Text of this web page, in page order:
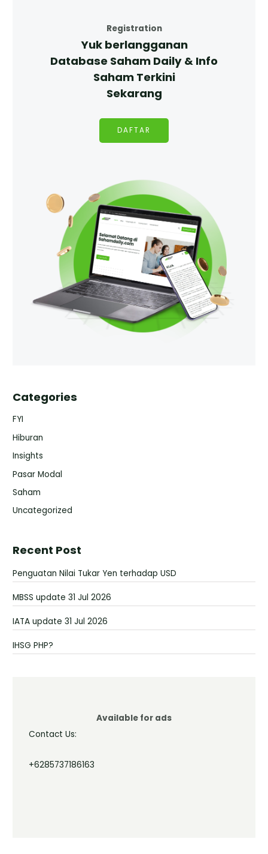
Registration
Yuk berlangganan
Database Saham Daily & Info
Saham Terkini
Sekarang
DAFTAR
Categories
FYI
Hiburan
Insights
Pasar Modal
Saham
Uncategorized
Recent Post
Penguatan Nilai Tukar Yen terhadap USD
MBSS update 31 Jul 2026
IATA update 31 Jul 2026
IHSG PHP?
Available for ads
Contact Us:
+6285737186163